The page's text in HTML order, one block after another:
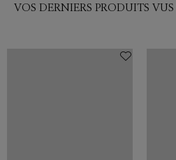
VOS DERNIERS PRODUITS VUS